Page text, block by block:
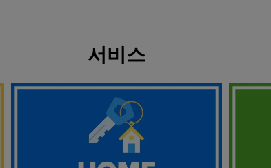
서비스